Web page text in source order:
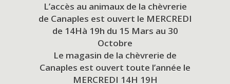
L’accès au animaux de la chèvrerie
de Canaples est ouvert le MERCREDI
de 14Hà 19h du 15 Mars au 30
Octobre
Le magasin de la chèvrerie de
Canaples est ouvert toute l’année le
MERCREDI 14H 19H